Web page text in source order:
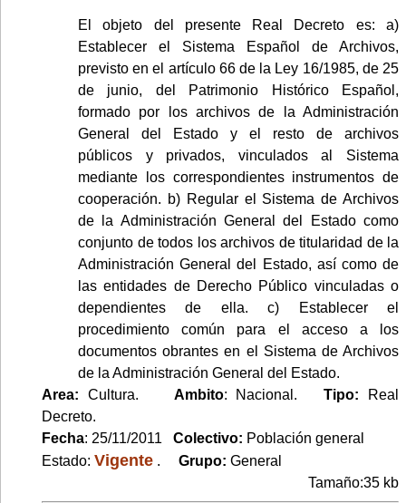
El objeto del presente Real Decreto es: a)
Establecer el Sistema Español de Archivos,
previsto en el artículo 66 de la Ley 16/1985, de 25
de junio, del Patrimonio Histórico Español,
formado por los archivos de la Administración
General del Estado y el resto de archivos
públicos y privados, vinculados al Sistema
mediante los correspondientes instrumentos de
cooperación. b) Regular el Sistema de Archivos
de la Administración General del Estado como
conjunto de todos los archivos de titularidad de la
Administración General del Estado, así como de
las entidades de Derecho Público vinculadas o
dependientes de ella. c) Establecer el
procedimiento común para el acceso a los
documentos obrantes en el Sistema de Archivos
de la Administración General del Estado.
Area: Cultura. Ambito: Nacional.Tipo:
Real
Decreto.
Fecha: 25/11/2011 Colectivo: Población general
Estado: Vigente . Grupo: General
Tamaño:35 kb